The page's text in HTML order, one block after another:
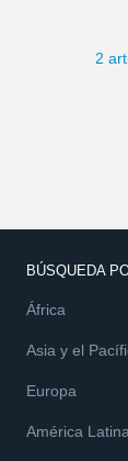
2
BÚSQUEDA
África
Asia y el
Europa
América